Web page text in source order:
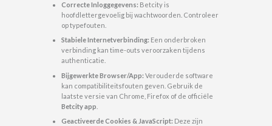
Correcte Inloggegevens: Betcity is
hoofdlettergevoelig bij wachtwoorden. Controleer
op typefouten.
Stabiele Internetverbinding: Een onderbroken
verbinding kan time-outs veroorzaken tijdens
authenticatie.
Bijgewerkte Browser/App: Verouderde software
kan compatibiliteitsfouten geven. Gebruik de
laatste versie van Chrome, Firefox of de officiële
Betcity app
Geactiveerde Cookies & JavaScript: Deze zijn